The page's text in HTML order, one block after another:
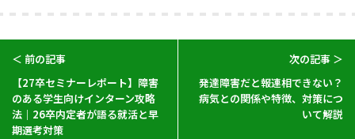
＜ 前の記事
【27卒セミナーレポート】障害
のある学生向けインターン攻略
法｜26卒内定者が語る就活と早
期選考対策
次の記事 ＞
発達障害だと報連相できない？
病気との関係や特徴、対策につ
いて解説